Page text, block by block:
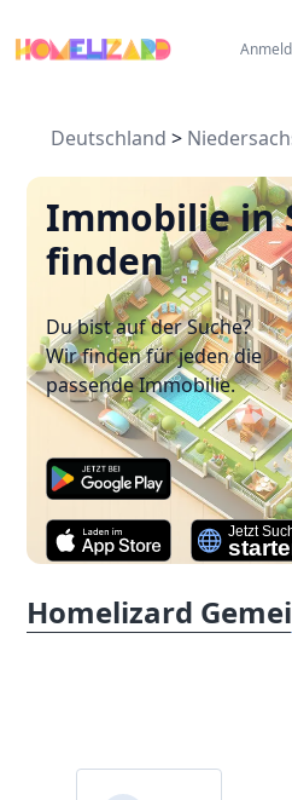
Deutschland >
Immobilie in
finden
Du bist auf der Suche?
Wir finden für jeden die
passende Immobilie.
Homelizard